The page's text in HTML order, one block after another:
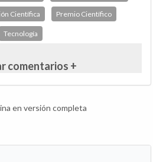
Científica Premio Científico
Tecnología
comentarios +
en versión completa